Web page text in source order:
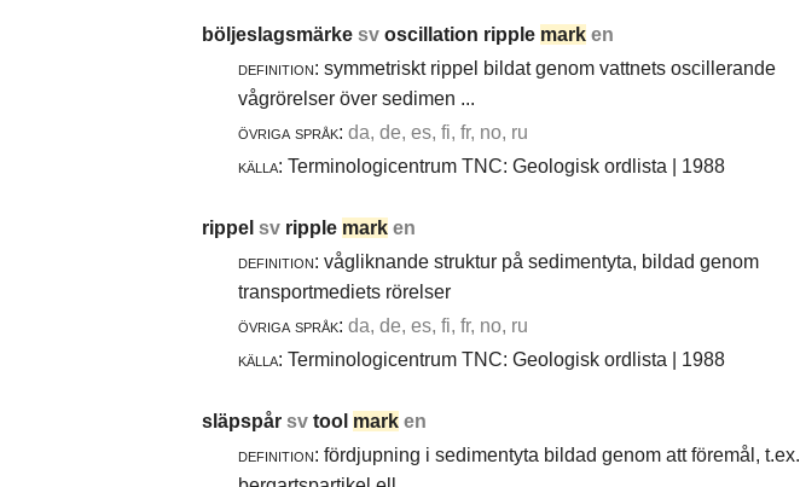
böljeslagsmärke sv oscillation ripple mark en
definition: symmetriskt rippel bildat genom vattnets oscillerande
vågrörelser över sedimen ...
övriga språk: da, de, es, fi, fr, no, ru
källa: Terminologicentrum TNC: Geologisk ordlista | 1988
rippel sv ripple mark en
definition: vågliknande struktur på sedimentyta, bildad genom
transportmediets rörelser
övriga språk: da, de, es, fi, fr, no, ru
källa: Terminologicentrum TNC: Geologisk ordlista | 1988
släpspår sv tool mark en
definition: fördjupning i sedimentyta bildad genom att föremål, t.ex.